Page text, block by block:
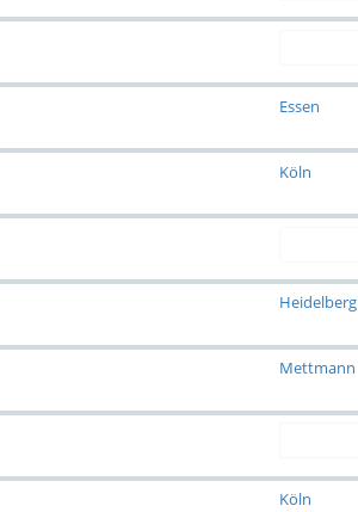
Essen
Köln
Heidelberg
Mettmann
Köln